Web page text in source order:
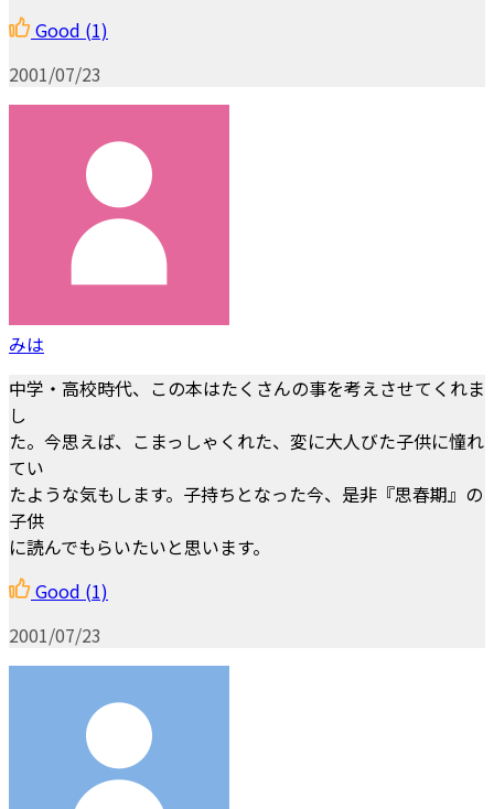
Good (1)
2001/07/23
みは
中学・高校時代、この本はたくさんの事を考えさせてくれま
し
た。今思えば、こまっしゃくれた、変に大人びた子供に憧れ
てい
たような気もします。子持ちとなった今、是非『思春期』の
子供
に読んでもらいたいと思います。
Good (1)
2001/07/23